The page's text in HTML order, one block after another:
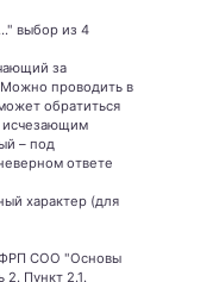
выбор из 4
за
Можно проводить в
обратиться
исчезающим
– под
ответе
характер (для
ФРП СОО "Основы
Пункт 2.1.